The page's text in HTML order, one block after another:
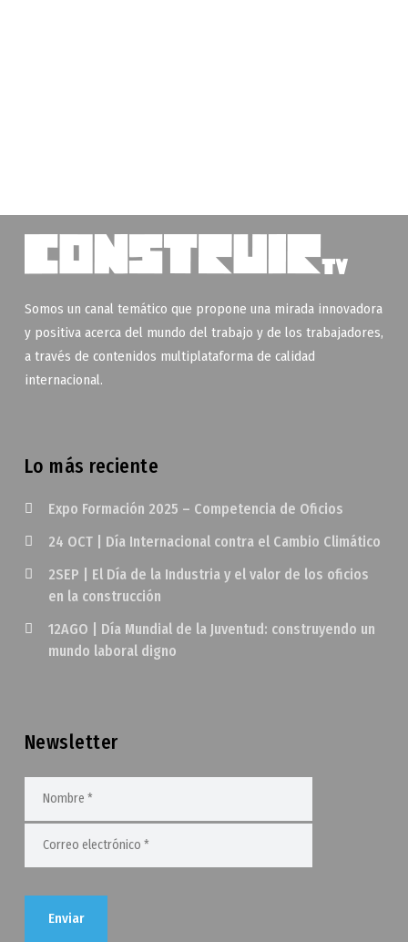
Somos un canal temático que propone una mirada innovadora
y positiva acerca del mundo del trabajo y de los trabajadores,
a través de contenidos multiplataforma de calidad
internacional.
Lo más reciente
Expo Formación 2025 – Competencia de Oficios
24 OCT | Día Internacional contra el Cambio Climático
2SEP | El Día de la Industria y el valor de los oficios
en la construcción
12AGO | Día Mundial de la Juventud: construyendo un
mundo laboral digno
Newsletter